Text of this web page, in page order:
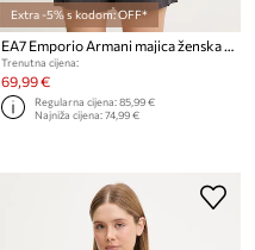
Extra -5% s kodom: OFF*
Trenutna cijena:
69,99 €
Regularna cijena:85,99 €
Najniža cijena:74,99 €